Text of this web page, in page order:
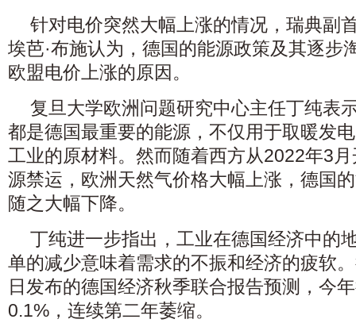
针对电价突然大幅上涨的情况，瑞典副
埃芭·布施认为，德国的能源政策及其逐步
欧盟电价上涨的原因。
复旦大学欧洲问题研究中心主任丁纯表
都是德国最重要的能源，不仅用于取暖发
工业的原材料。然而随着西方从2022年3
源禁运，欧洲天然气价格大幅上涨，德国
随之大幅下降。
丁纯进一步指出，工业在德国经济中的
单的减少意味着需求的不振和经济的疲软
日发布的德国经济秋季联合报告预测，今
0.1%，连续第二年萎缩。